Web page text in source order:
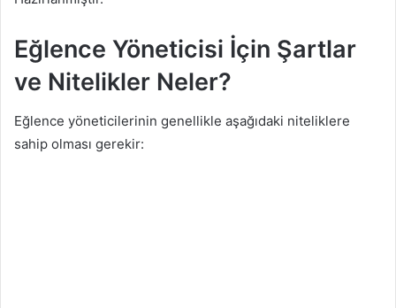
Eğlence Yöneticisi İçin Şartlar
ve Nitelikler Neler?
Eğlence yöneticilerinin genellikle aşağıdaki niteliklere
sahip olması gerekir: